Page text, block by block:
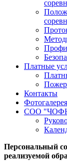
Платные
Контакты
Фотогалерея
СОО
Персональный
реализуемой